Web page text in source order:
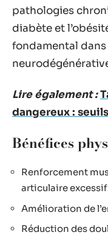
pathologies
diabète et
fondamental
Lire également :
dangereux :
Bénéfices
Renforcement
articulaire excessif
Amélioration de
Réduction des